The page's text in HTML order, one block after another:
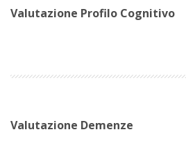
Valutazione Profilo Cognitivo
Valutazione Demenze